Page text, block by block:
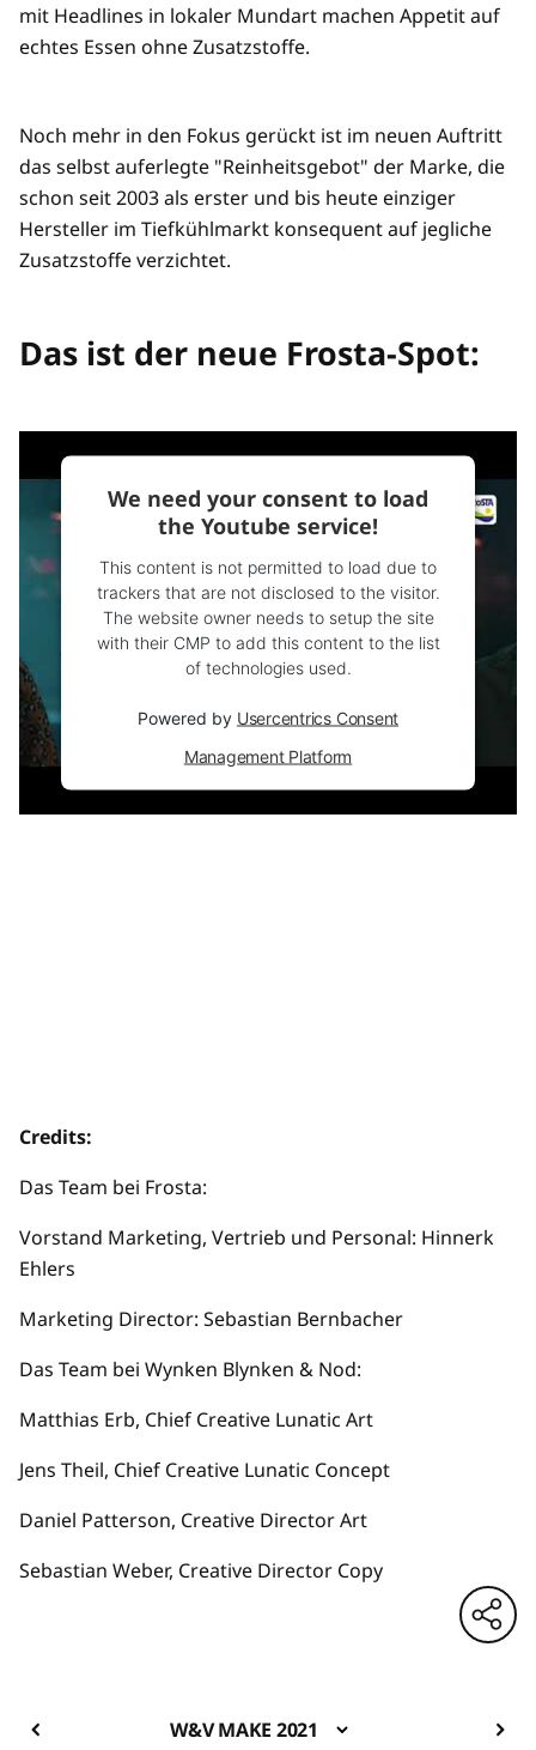
mit Headlines in lokaler Mundart machen Appetit auf
echtes Essen ohne Zusatzstoffe.
Noch mehr in den Fokus gerückt ist im neuen Auftritt
das selbst auferlegte "Reinheitsgebot" der Marke, die
schon seit 2003 als erster und bis heute einziger
Hersteller im Tiefkühlmarkt konsequent auf jegliche
Zusatzstoffe verzichtet.
Das ist der neue Frosta-Spot:
We need your consent to load
the Youtube service!
This content is not permitted to load due to
trackers that are not disclosed to the visitor.
The website owner needs to setup the site
with their CMP to add this content to the list
of technologies used.
Powered by Usercentrics Consent
Management Platform
Credits:
Das Team bei Frosta:
Vorstand Marketing, Vertrieb und Personal: Hinnerk
Ehlers
Marketing Director: Sebastian Bernbacher
Das Team bei Wynken Blynken & Nod:
Matthias Erb, Chief Creative Lunatic Art
Jens Theil, Chief Creative Lunatic Concept
Daniel Patterson, Creative Director Art
Sebastian Weber, Creative Director Copy
W&V MAKE 2021